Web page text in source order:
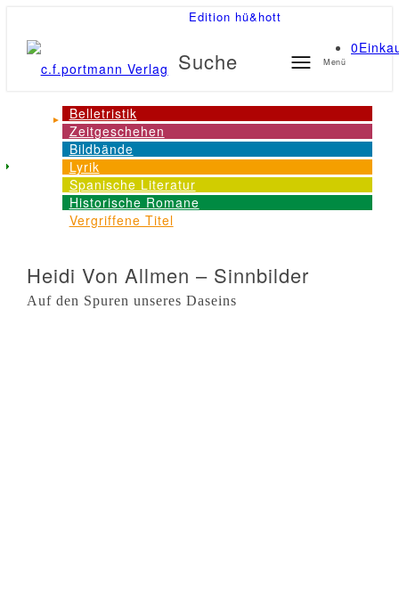
Edition hü&hott
0
Suche Menü
Belletristik
Zeitgeschehen
Bildbände
Lyrik
Spanische Literatur
Historische Romane
Vergriffene Titel
Heidi Von Allmen – Sinnbilder
Auf den Spuren unseres Daseins